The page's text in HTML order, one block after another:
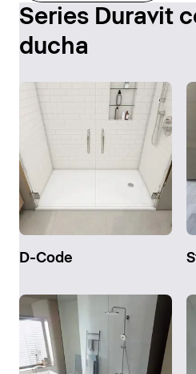
Series Duravit
ducha
D-Code